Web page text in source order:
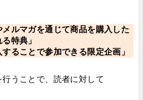
メルマガを通じて商品を購入した
特典」
することで参加できる限定企画」
うことで、読者に対して